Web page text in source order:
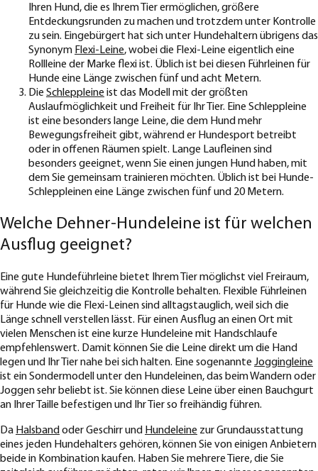
Ihren Hund, die es Ihrem Tier ermöglichen, größere
Entdeckungsrunden zu machen und trotzdem unter Kontrolle
zu sein. Eingebürgert hat sich unter Hundehaltern übrigens das
Synonym Flexi-Leine, wobei die Flexi-Leine eigentlich eine
Rollleine der Marke flexi ist. Üblich ist bei diesen Führleinen für
Hunde eine Länge zwischen fünf und acht Metern.
Die Schleppleine ist das Modell mit der größten
Auslaufmöglichkeit und Freiheit für Ihr Tier. Eine Schleppleine
ist eine besonders lange Leine, die dem Hund mehr
Bewegungsfreiheit gibt, während er Hundesport betreibt
oder in offenen Räumen spielt. Lange Laufleinen sind
besonders geeignet, wenn Sie einen jungen Hund haben, mit
dem Sie gemeinsam trainieren möchten. Üblich ist bei Hunde-
Schleppleinen eine Länge zwischen fünf und 20 Metern.
Welche Dehner-Hundeleine ist für welchen
Ausflug geeignet?
Eine gute Hundeführleine bietet Ihrem Tier möglichst viel Freiraum,
während Sie gleichzeitig die Kontrolle behalten. Flexible Führleinen
für Hunde wie die Flexi-Leinen sind alltagstauglich, weil sich die
Länge schnell verstellen lässt. Für einen Ausflug an einen Ort mit
vielen Menschen ist eine kurze Hundeleine mit Handschlaufe
empfehlenswert. Damit können Sie die Leine direkt um die Hand
legen und Ihr Tier nahe bei sich halten. Eine sogenannte Joggingleine
ist ein Sondermodell unter den Hundeleinen, das beim Wandern oder
Joggen sehr beliebt ist. Sie können diese Leine über einen Bauchgurt
an Ihrer Taille befestigen und Ihr Tier so freihändig führen.
Da Halsband oder Geschirr und Hundeleine zur Grundausstattung
eines jeden Hundehalters gehören, können Sie von einigen Anbietern
beide in Kombination kaufen. Haben Sie mehrere Tiere, die Sie